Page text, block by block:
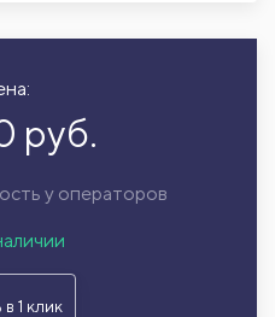
руб.
у операторов
1 клик